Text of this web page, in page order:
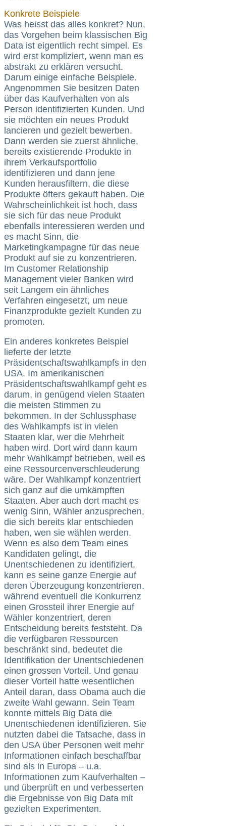
Konkrete Beispiele
Was heisst das alles konkret? Nun,
das Vorgehen beim klassischen Big
Data ist eigentlich recht simpel. Es
wird erst kompliziert, wenn man es
abstrakt zu erklären versucht.
Darum einige einfache Beispiele.
Angenommen Sie besitzen Daten
über das Kaufverhalten von als
Person identifizierten Kunden. Und
sie möchten ein neues Produkt
lancieren und gezielt bewerben.
Dann werden sie zuerst ähnliche,
bereits existierende Produkte in
ihrem Verkaufsportfolio
identifizieren und dann jene
Kunden herausfiltern, die diese
Produkte öfters gekauft haben. Die
Wahrscheinlichkeit ist hoch, dass
sie sich für das neue Produkt
ebenfalls interessieren werden und
es macht Sinn, die
Marketingkampagne für das neue
Produkt auf sie zu konzentrieren.
Im Customer Relationship
Management vieler Banken wird
seit Langem ein ähnliches
Verfahren eingesetzt, um neue
Finanzprodukte gezielt Kunden zu
promoten.
Ein anderes konkretes Beispiel
lieferte der letzte
Präsidentschaftswahlkampfs in den
USA. Im amerikanischen
Präsidentschaftswahlkampf geht es
darum, in genügend vielen Staaten
die meisten Stimmen zu
bekommen. In der Schlussphase
des Wahlkampfs ist in vielen
Staaten klar, wer die Mehrheit
haben wird. Dort wird dann kaum
mehr Wahlkampf betrieben, weil es
eine Ressourcenverschleuderung
wäre. Der Wahlkampf konzentriert
sich ganz auf die umkämpften
Staaten. Aber auch dort macht es
wenig Sinn, Wähler anzusprechen,
die sich bereits klar entschieden
haben, wen sie wählen werden.
Wenn es also dem Team eines
Kandidaten gelingt, die
Unentschiedenen zu identifiziert,
kann es seine ganze Energie auf
deren Überzeugung konzentrieren,
während eventuell die Konkurrenz
einen Grossteil ihrer Energie auf
Wähler konzentriert, deren
Entscheidung bereits feststeht. Da
die verfügbaren Ressourcen
beschränkt sind, bedeutet die
Identifikation der Unentschiedenen
einen grossen Vorteil. Und genau
dieser Vorteil hatte wesentlichen
Anteil daran, dass Obama auch die
zweite Wahl gewann. Sein Team
konnte mittels Big Data die
Unentschiedenen identifizieren. Sie
nutzten dabei die Tatsache, dass in
den USA über Personen weit mehr
Informationen einfach beschaffbar
sind als in Europa – u.a.
Informationen zum Kaufverhalten –
und überprüft en und verbesserten
die Ergebnisse von Big Data mit
gezielten Experimenten.